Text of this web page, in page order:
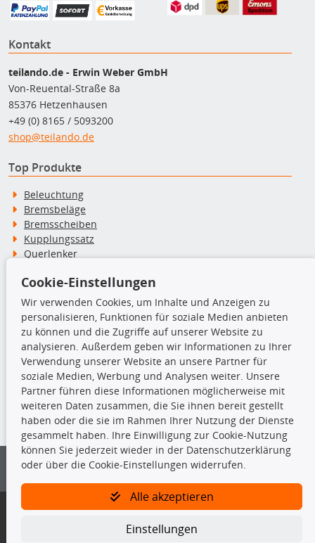
Kontakt
teilando.de - Erwin Weber GmbH
Von-Reuental-Straße 8a
85376 Hetzenhausen
+49 (0) 8165 / 5093200
shop@teilando.de
Top Produkte
Beleuchtung
Bremsbeläge
Bremsscheiben
Kupplungssatz
Querlenker
Stoßdämpfer
TecDoc Inside
Die hier angezeigten Daten insbesondere die gesamte Datenbank dürfen
nicht kopiert werden.
Es ist zu unterlassen, die Daten oder die gesamte Datenbank ohne
vorherige Zustimmung von TecDoc zu vervielfältigen, zu verbreiten
und/oder diese Handlungen durch Dritte ausführen zu lassen. Ein
Bitte prüfen Sie, ob das über unseren Onlineshop identifizierte Ersatzteil
Gegebenenfalls sind ergänzende Informationen notwendig, um
Cookie-Einstellungen
Wir verwenden Cookies, um Inhalte und Anzeigen zu
personalisieren, Funktionen für soziale Medien anbieten
zu können und die Zugriffe auf unserer Website zu
analysieren. Außerdem geben wir Informationen zu Ihrer
Verwendung unserer Website an unsere Partner für
soziale Medien, Werbung und Analysen weiter. Unsere
Partner führen diese Informationen möglicherweise mit
weiteren Daten zusammen, die Sie ihnen bereit gestellt
haben oder die sie im Rahmen Ihrer Nutzung der Dienste
gesammelt haben. Ihre Einwilligung zur Cookie-Nutzung
können Sie jederzeit wieder in der Datenschutzerklärung
oder über die Cookie-Einstellungen widerrufen.
Alle akzeptieren
Einstellungen